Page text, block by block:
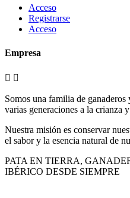
Acceso
Registrarse
Acceso
Empresa
 
Somos una familia de
varias generaciones a la crianza
Nuestra misión es conservar
el sabor y la esencia natural de
PATA EN TIERRA,
IBÉRICO DESDE SIEMPRE